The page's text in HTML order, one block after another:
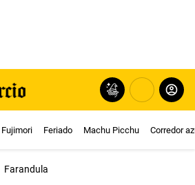
Feriado Machu Picchu Corredor
Farandula